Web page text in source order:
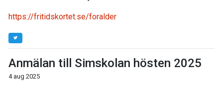
https://fritidskortet.se/foralder
Anmälan till Simskolan hösten 2025
4 aug 2025